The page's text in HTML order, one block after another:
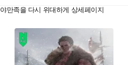
동
야만족을 다시 위대하게 상세페이지